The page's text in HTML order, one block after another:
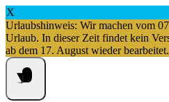
X
Urlaubshinweis: Wir machen vom
Urlaub. In dieser Zeit findet kein
ab dem 17. August wieder
Springe
zum
Inhalt